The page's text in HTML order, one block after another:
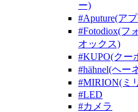
ー)
#Aputure(ア
#Fotodiox(フ
オックス)
#KUPO(クー
#hähnel(ヘー
#MIRION(ミ
#LED
#カメラ